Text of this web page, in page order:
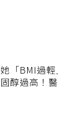
她「BMI過
固醇過高！